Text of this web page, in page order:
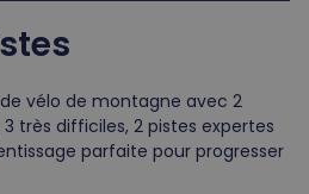
vélo de montagne avec 2
très difficiles, 2 pistes expertes
parfaite pour progresser